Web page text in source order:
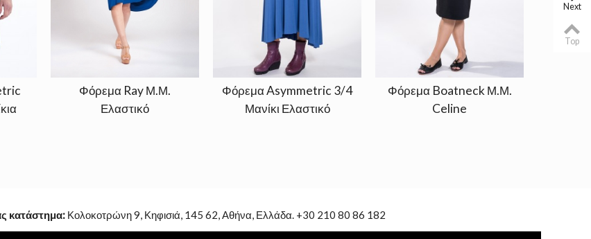
Φόρεμα Ray Μ.Μ.
Ελαστικό
Φόρεμα Asymmetric 3/4
Μανίκι Ελαστικό
Φόρεμα Boatneck Μ.Μ.
Celine
κατάστημα:Κολοκοτρώνη 9, Κηφισιά, 145 62, Αθήνα, Ελλάδα. +30 210 80 86 182
Next
Top